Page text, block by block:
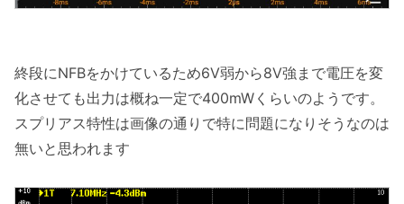
終段にNFBをかけているため6V弱から8V強まで電圧を変
化させても出力は概ね一定で400mWくらいのようです。
スプリアス特性は画像の通りで特に問題になりそうなのは
無いと思われます